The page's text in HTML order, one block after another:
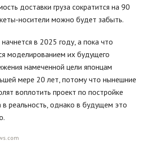
доставки груза сократится на 90
носители можно будет забыть.
в 2025 году, а пока что
моделированием их будущего
намеченной цели японцам
мере 20 лет, потому что нынешние
воплотить проект по постройке
в реальность, однако в будущем это